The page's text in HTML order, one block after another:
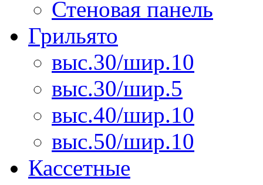
Стеновая панель
Грильято
выс.30/шир.10
выс.30/шир.5
выс.40/шир.10
выс.50/шир.10
Кассетные